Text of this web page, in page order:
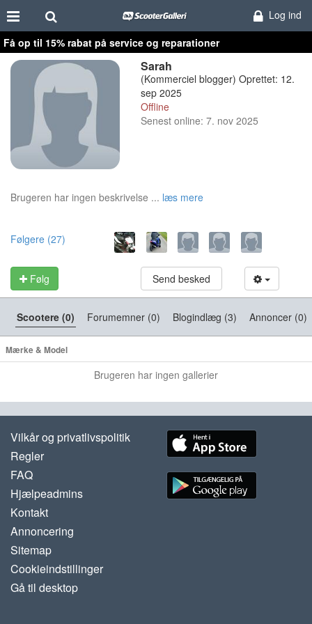
Log ind
Få op til 15% rabat på service og reparationer
Sarah
(Kommerciel blogger) Oprettet: 12.
sep 2025
Offline
Senest online: 7. nov 2025
Brugeren har ingen beskrivelse ... læs mere
Følgere (27)
Følg Send besked
Scootere (0) Forumemner (0) Blogindlæg (3) Annoncer (0)
Mærke & Model
Brugeren har ingen gallerier
Vilkår og privatlivspolitik
Regler
FAQ
Hjælpeadmins
Kontakt
Annoncering
Sitemap
Cookieindstillinger
Gå til desktop